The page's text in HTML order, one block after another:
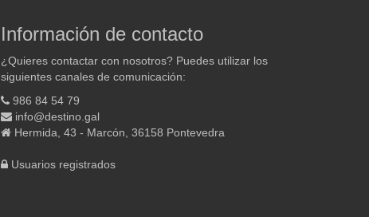
Información de contacto
¿Quieres contactar con nosotros? Puedes utilizar los
siguientes canales de comunicación:
986 84 54 79
info@destino.gal
Hermida, 43 - Marcón, 36158 Pontevedra
Usuarios registrados